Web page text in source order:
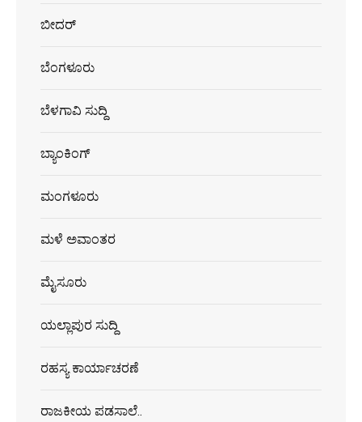
ಬೀದರ್
ಬೆಂಗಳೂರು
ಬೆಳಗಾವಿ ಸುದ್ದಿ
ಬ್ಯಾಂಕಿಂಗ್
ಮಂಗಳೂರು
ಮಳೆ ಅವಾಂತರ
ಮೈಸೂರು
ಯಲ್ಲಾಪುರ ಸುದ್ದಿ
ರಹಸ್ಯ ಕಾರ್ಯಾಚರಣೆ
ರಾಜಕೀಯ ಪಡಸಾಲೆ..